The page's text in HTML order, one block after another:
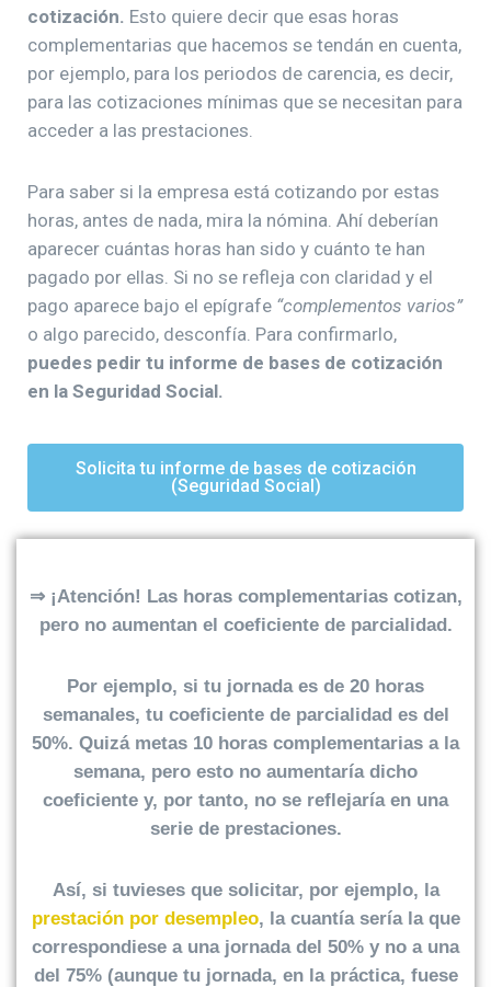
cotización. Esto quiere decir que esas horas
complementarias que hacemos se tendán en cuenta,
por ejemplo, para los periodos de carencia, es decir,
para las cotizaciones mínimas que se necesitan para
acceder a las prestaciones.
Para saber si la empresa está cotizando por estas
horas, antes de nada, mira la nómina. Ahí deberían
aparecer cuántas horas han sido y cuánto te han
pagado por ellas. Si no se refleja con claridad y el
pago aparece bajo el epígrafe “complementos varios”
o algo parecido, desconfía. Para confirmarlo,
puedes pedir tu informe de bases de cotización
en la Seguridad Social.
Solicita tu informe de bases de cotización
(Seguridad Social)
⇒¡Atención! Las horas complementarias cotizan,
pero no aumentan el coeficiente de parcialidad.
Por ejemplo, si tu jornada es de 20 horas
semanales, tu coeficiente de parcialidad es del
50%. Quizá metas 10 horas complementarias a la
semana, pero esto no aumentaría dicho
coeficiente y, por tanto, no se reflejaría en una
serie de prestaciones.
Así, si tuvieses que solicitar, por ejemplo, la
prestación por desempleo, la cuantía sería la que
correspondiese a una jornada del 50% y no a una
del 75% (aunque tu jornada, en la práctica, fuese